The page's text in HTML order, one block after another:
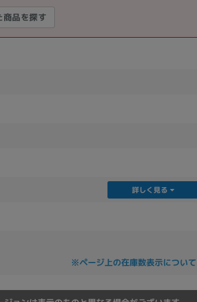
商品を探す
詳しく見る
※ページ上の在庫数表示について
M1 Apple M2 Ryzen 9 Ryzen 7